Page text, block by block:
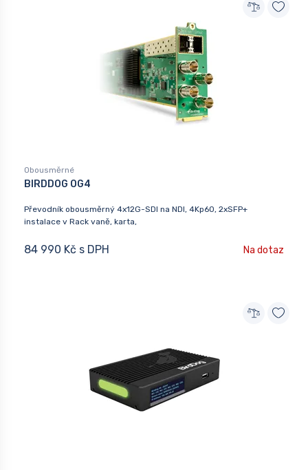
Obousměrné
BIRDDOG OG4
Převodník obousměrný 4x12G-SDI na NDI, 4Kp60, 2xSFP+
instalace v Rack vaně, karta,
84 990 Kč s DPH Na dotaz